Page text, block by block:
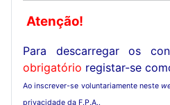
Atenção!
Para descarregar os
obrigatório registar-se
Ao inscrever-se voluntariamente neste
privacidade da F.P.A..